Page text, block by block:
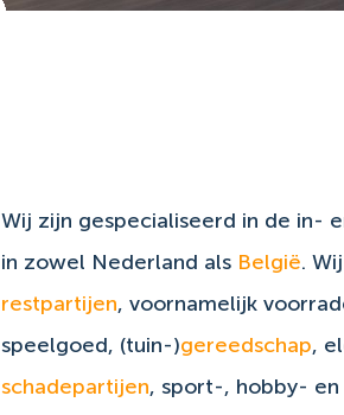
Wij zijn gespecialiseerd in de in-
in zowel Nederland als België.
restpartijen, voornamelijk
speelgoed, (tuin-)gereedschap,
schadepartijen, sport-, hobby-